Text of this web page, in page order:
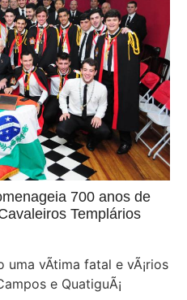
700 anos de
Templários